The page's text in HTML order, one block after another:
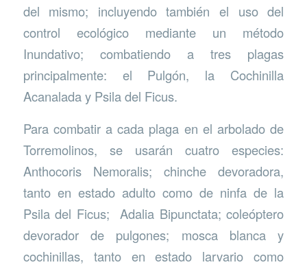
del mismo; incluyendo también el uso del
control ecológico mediante un método
Inundativo; combatiendo a tres plagas
principalmente: el Pulgón, la Cochinilla
Acanalada y Psila del Ficus.
Para combatir a cada plaga en el arbolado de
Torremolinos, se usarán cuatro especies:
Anthocoris Nemoralis; chinche devoradora,
tanto en estado adulto como de ninfa de la
Psila del Ficus; Adalia Bipunctata; coleóptero
devorador de pulgones; mosca blanca y
cochinillas, tanto en estado larvario como